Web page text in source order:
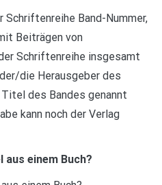
Band-Nummer,
Beiträgen von
Schriftenreihe insgesamt
die Herausgeber des
des Bandes genannt
kann noch der Verlag
einem Buch?